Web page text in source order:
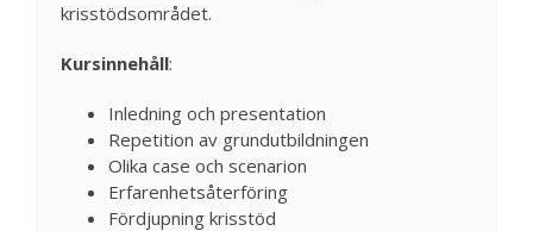
krisstödsområdet.
Kursinnehåll:
Inledning och presentation
Repetition av grundutbildningen
Olika case och scenarion
Erfarenhetsåterföring
Fördjupning krisstöd